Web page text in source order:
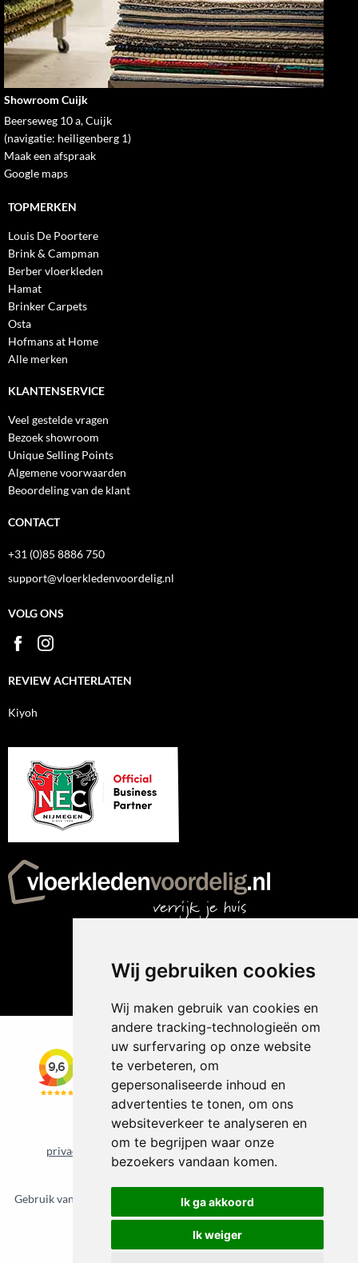
Wij gebruiken cookies
Wij maken gebruik van cookies en
andere tracking-technologieën om
uw surfervaring op onze website
te verbeteren, om
gepersonaliseerde inhoud en
advertenties te tonen, om ons
websiteverkeer te analyseren en
om te begrijpen waar onze
bezoekers vandaan komen.
Ik ga akkoord
Ik weiger
Showroom Cuijk
Beerseweg 10 a, Cuijk
(navigatie: heiligenberg 1)
Maak een afspraak
Google maps
TOPMERKEN
Louis De Poortere
Brink & Campman
Berber vloerkleden
Hamat
Brinker Carpets
Osta
Hofmans at Home
Alle merken
KLANTENSERVICE
Veel gestelde vragen
Bezoek showroom
Unique Selling Points
Algemene voorwaarden
Beoordeling van de klant
CONTACT
+31 (0)85 8886 750
support@vloerkledenvoordelig.nl
VOLG ONS
REVIEW ACHTERLATEN
Kiyoh
privacybeleidcookiebeleid Update cookie voorkeuren
Gebruik van deze site betekent dat u de algemene voorwaarden
CBW erkende woonwinkels accepteert.